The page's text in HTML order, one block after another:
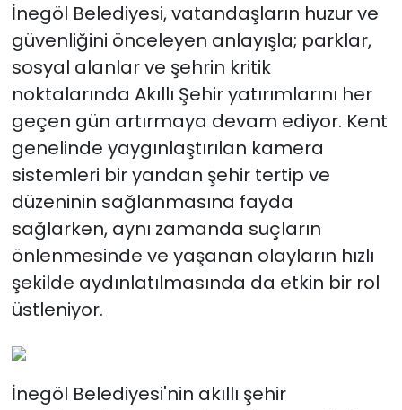
İnegöl Belediyesi, vatandaşların huzur ve
güvenliğini önceleyen anlayışla; parklar,
sosyal alanlar ve şehrin kritik
noktalarında Akıllı Şehir yatırımlarını her
geçen gün artırmaya devam ediyor. Kent
genelinde yaygınlaştırılan kamera
sistemleri bir yandan şehir tertip ve
düzeninin sağlanmasına fayda
sağlarken, aynı zamanda suçların
önlenmesinde ve yaşanan olayların hızlı
şekilde aydınlatılmasında da etkin bir rol
üstleniyor.
İnegöl Belediyesi'nin akıllı şehir